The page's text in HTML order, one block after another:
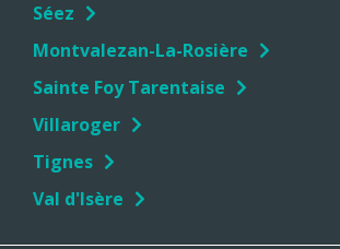
Séez
Montvalezan-La-Rosière
Sainte Foy Tarentaise
Villaroger
Tignes
Val d'Isère